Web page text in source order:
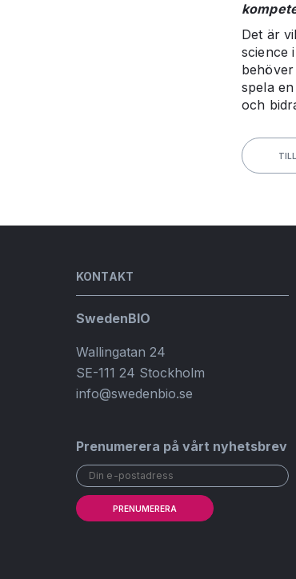
Det är
science
spela
och
KONTAKT
SwedenBIO
Wallingatan 24
SE-111 24 Stockholm
info@swedenbio.se
Prenumerera på vårt nyhetsbrev
PRENUMERERA